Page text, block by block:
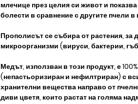
млечице през целия си живот и
болести в сравнение с другите пчели в
Прополисът се събира от растения, за
микроорганизми (вируси, бактерии,
Медът, използван в този продукт, е
(непастьоризиран и нефилтриран) с
хранителни вещества направо от
диви цветя, които растат на голяма